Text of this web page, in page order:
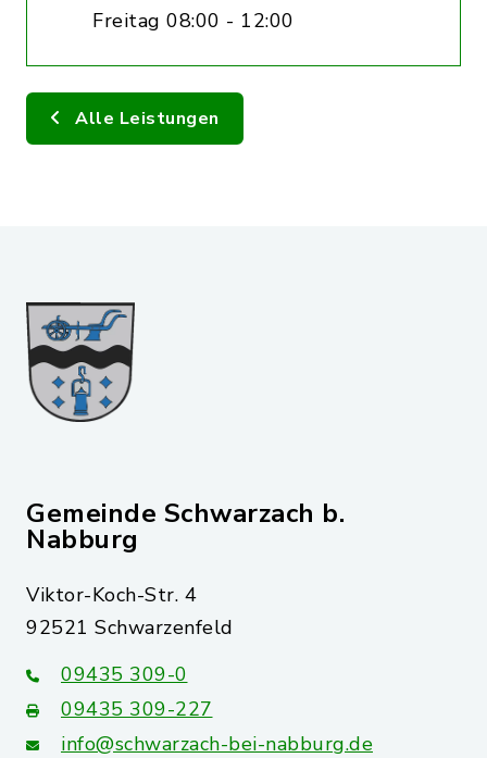
Freitag 08:00 - 12:00
Alle Leistungen
Gemeinde Schwarzach b.
Nabburg
Viktor-Koch-Str. 4
92521 Schwarzenfeld
09435 309-0
09435 309-227
info@schwarzach-bei-nabburg.de